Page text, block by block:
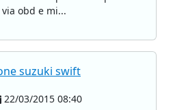
obd e mi...
suzuki swift
22/03/2015 08:40